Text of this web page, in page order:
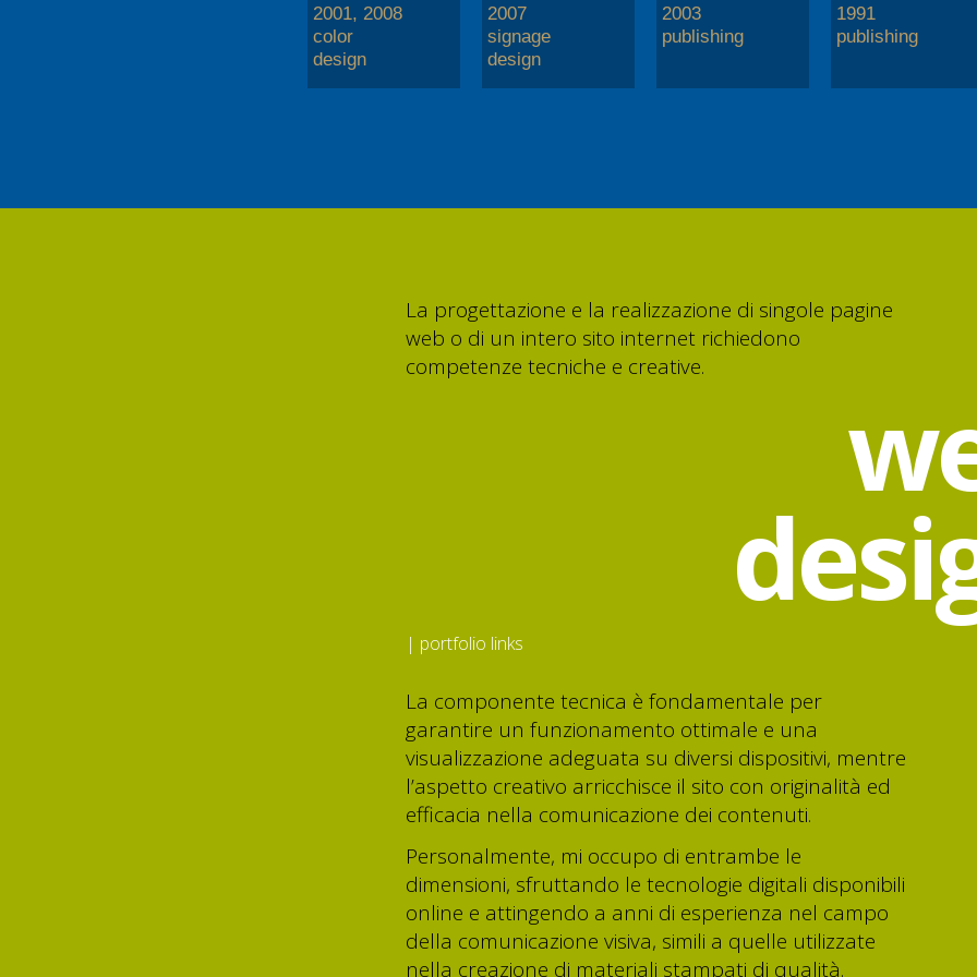
2001, 2008
color
design
2007
signage
design
2003
publishing
1991
publishing
La progettazione e la realizzazione di singole pagine
web o di un intero sito internet richiedono
competenze tecniche e creative.
| portfolio links
La componente tecnica è fondamentale per
garantire un funzionamento ottimale e una
visualizzazione adeguata su diversi dispositivi, mentre
l’aspetto creativo arricchisce il sito con originalità ed
efficacia nella comunicazione dei contenuti.
Personalmente, mi occupo di entrambe le
dimensioni, sfruttando le tecnologie digitali disponibili
online e attingendo a anni di esperienza nel campo
della comunicazione visiva, simili a quelle utilizzate
nella creazione di materiali stampati di qualità.